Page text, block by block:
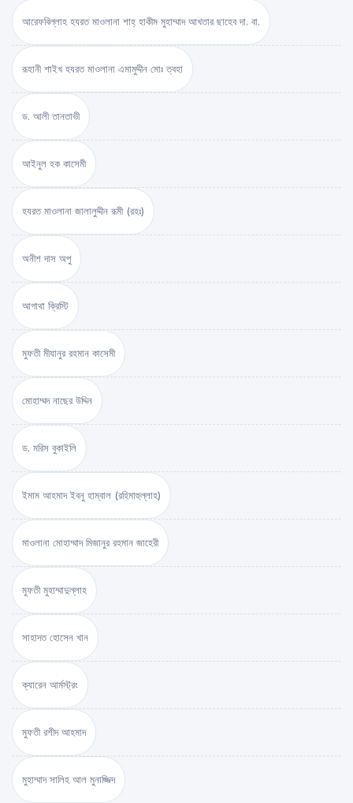
আরেফবিল্লাহ হযরত মাওলানা শাহ্ হাকীম মুহাম্মাদ আখতার ছাহেব দা. বা.
রূহানী শাইখ হযরত মাওলানা এমামুদ্দীন মোঃ ত্বহা
ড. আলী তানতাভী
আইনুল হক কাসেমী
হযরত মাওলানা জালালুদ্দীন রূমী (রহঃ)
অনীশ দাস অপু
আগাথা ক্রিস্টি
মুফতী মীযানুর রহমান কাসেমী
মোহাম্মদ নাছের উদ্দিন
ড. মরিস বুকাইলি
ইমাম আহমাদ ইবনু হাম্বাল (রহিমাহুল্লাহ)
মাওলানা মোহাম্মাদ মিজানুর রহমান জাহেরী
মুফতী মুহাম্মাদুল্লাহ
সাহাদত হোসেন খান
ক্যারেন আর্মস্ট্রং
মুফতী রশীদ আহমাদ
মুহাম্মাদ সালিহ আল মুনাজ্জিদ